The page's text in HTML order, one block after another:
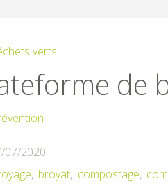
verts
de
07/2020
, broyat, compostage,